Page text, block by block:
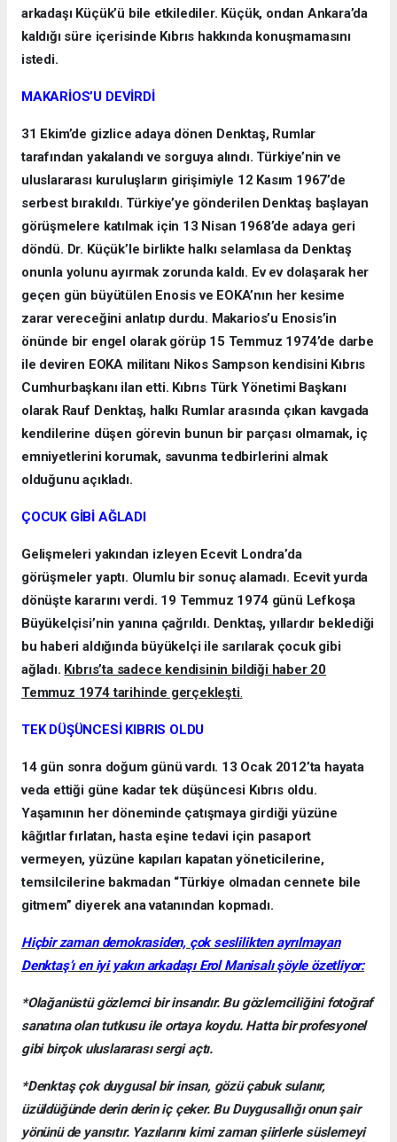
arkadaşı Küçük’ü bile etkilediler. Küçük, ondan Ankara’da
kaldığı süre içerisinde Kıbrıs hakkında konuşmamasını
istedi.
MAKARİOS’U DEVİRDİ
31 Ekim’de gizlice adaya dönen Denktaş, Rumlar
tarafından yakalandı ve sorguya alındı. Türkiye’nin ve
uluslararası kuruluşların girişimiyle 12 Kasım 1967’de
serbest bırakıldı. Türkiye’ye gönderilen Denktaş başlayan
görüşmelere katılmak için 13 Nisan 1968’de adaya geri
döndü. Dr. Küçük’le birlikte halkı selamlasa da Denktaş
onunla yolunu ayırmak zorunda kaldı. Ev ev dolaşarak her
geçen gün büyütülen Enosis ve EOKA’nın her kesime
zarar vereceğini anlatıp durdu. Makarios’u Enosis’in
önünde bir engel olarak görüp 15 Temmuz 1974’de darbe
ile deviren EOKA militanı Nikos Sampson kendisini Kıbrıs
Cumhurbaşkanı ilan etti. Kıbrıs Türk Yönetimi Başkanı
olarak Rauf Denktaş, halkı Rumlar arasında çıkan kavgada
kendilerine düşen görevin bunun bir parçası olmamak, iç
emniyetlerini korumak, savunma tedbirlerini almak
olduğunu açıkladı.
ÇOCUK GİBİ AĞLADI
Gelişmeleri yakından izleyen Ecevit Londra’da
görüşmeler yaptı. Olumlu bir sonuç alamadı. Ecevit yurda
dönüşte kararını verdi. 19 Temmuz 1974 günü Lefkoşa
Büyükelçisi’nin yanına çağrıldı. Denktaş, yıllardır beklediği
bu haberi aldığında büyükelçi ile sarılarak çocuk gibi
ağladı. Kıbrıs’ta sadece kendisinin bildiği haber 20
Temmuz 1974 tarihinde gerçekleşti.
TEK DÜŞÜNCESİ KIBRIS OLDU
14 gün sonra doğum günü vardı. 13 Ocak 2012’ta hayata
veda ettiği güne kadar tek düşüncesi Kıbrıs oldu.
Yaşamının her döneminde çatışmaya girdiği yüzüne
kâğıtlar fırlatan, hasta eşine tedavi için pasaport
vermeyen, yüzüne kapıları kapatan yöneticilerine,
temsilcilerine bakmadan “Türkiye olmadan cennete bile
gitmem” diyerek ana vatanından kopmadı.
Hiçbir zaman demokrasiden, çok seslilikten ayrılmayan
Denktaş’ı en iyi yakın arkadaşı Erol Manisalı şöyle özetliyor:
*Olağanüstü gözlemci bir insandır. Bu gözlemciliğini fotoğraf
sanatına olan tutkusu ile ortaya koydu. Hatta bir profesyonel
gibi birçok uluslararası sergi açtı.
*Denktaş çok duygusal bir insan, gözü çabuk sulanır,
üzüldüğünde derin derin iç çeker. Bu Duygusallığı onun şair
yönünü de yansıtır. Yazılarını kimi zaman şiirlerle süslemeyi